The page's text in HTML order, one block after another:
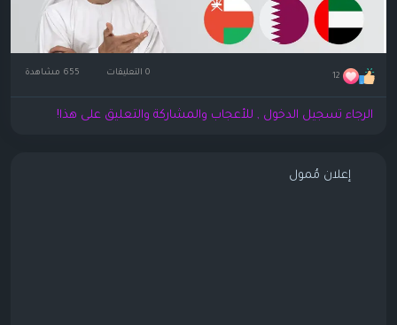
12 0 التعليقات
الرجاء تسجيل الدخول , للأعجاب والمشاركة والتعليق على هذا!
إعلان مُمول